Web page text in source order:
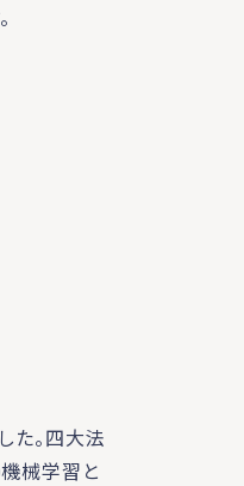
た。四大法
械学習と